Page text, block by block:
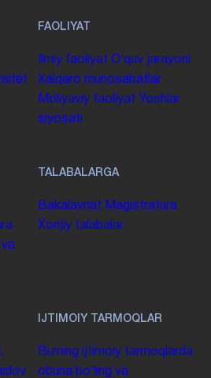
FAOLIYAT
Ilmiy faoliyat Oʻquv jarayoni
Xalqaro munosabatlar
Moliyaviy faoliyat Yoshlar
siyosati
va
TALABALARGA
Bakalavriat Magistratura
Xorijiy talabalar
IJTIMOIY TARMOQLAR
Bizning ijtimoiy tarmoqlarda
obuna boʻling va